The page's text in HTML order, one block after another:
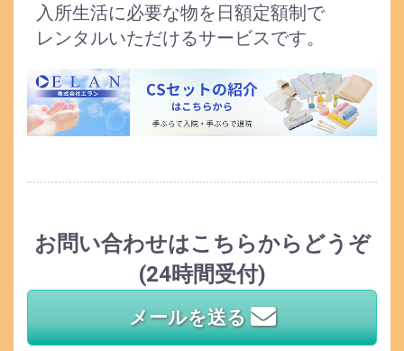
入所生活に必要な物を日額定額制で
レンタルいただけるサービスです。
お問い合わせはこちらからどうぞ
(24時間受付)
メールを送る